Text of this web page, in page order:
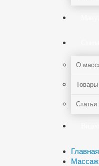
О
Товары
Статьи
Главная
Массаж